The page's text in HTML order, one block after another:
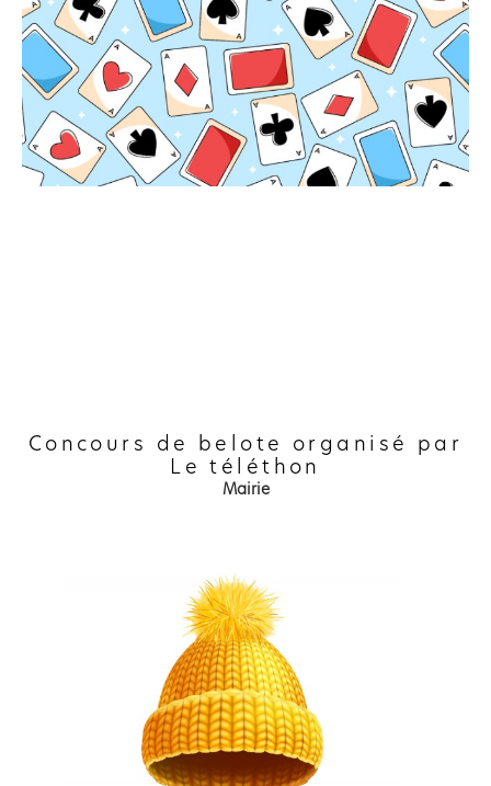
Concours de belote organisé par
Le téléthon
Mairie